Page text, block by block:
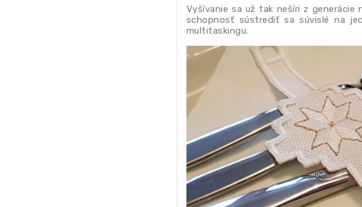
Vyšívanie sa už tak nešíri z generácie
schopnosť sústrediť sa súvislé na
multitaskingu.